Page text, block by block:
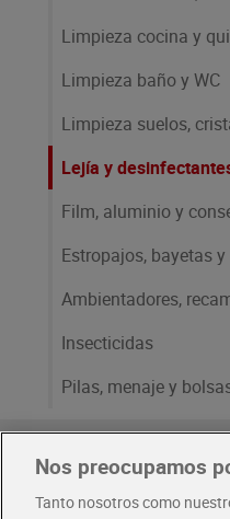
Limpieza cocina y
Limpieza baño y WC
Lejía y
Film, aluminio y
Estropajos, bayetas
Insecticidas
Pilas, menaje y
Cabello y perfumería
Nos preocupamos
Tanto nosotros como